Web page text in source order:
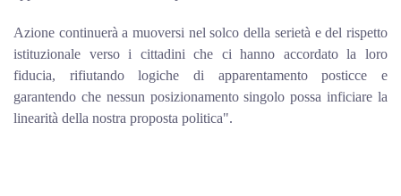
Azione continuerà a muoversi nel solco della serietà e del rispetto
istituzionale verso i cittadini che ci hanno accordato la loro
fiducia, rifiutando logiche di apparentamento posticce e
garantendo che nessun posizionamento singolo possa inficiare la
linearità della nostra proposta politica".